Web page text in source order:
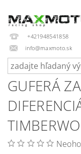
+421948541858
info@maxmoto.sk
GUFERÁ